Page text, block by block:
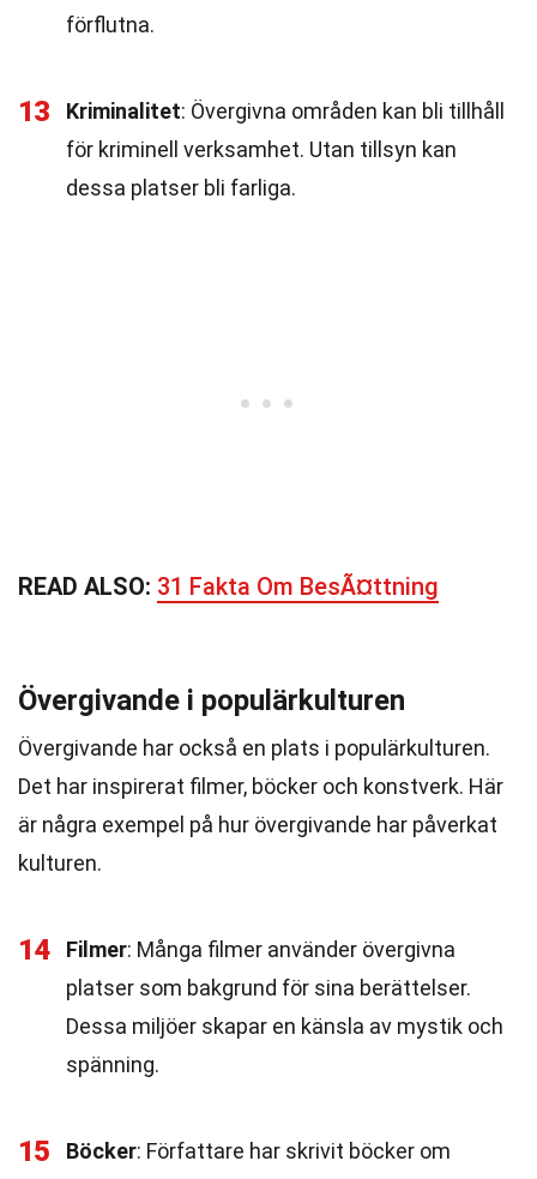
förflutna.
13 Kriminalitet: Övergivna områden kan bli tillhåll
för kriminell verksamhet. Utan tillsyn kan
dessa platser bli farliga.
READ ALSO: 31 Fakta Om BesÃ¤ttning
Övergivande i populärkulturen
Övergivande har också en plats i populärkulturen.
Det har inspirerat filmer, böcker och konstverk. Här
är några exempel på hur övergivande har påverkat
kulturen.
14 Filmer: Många filmer använder övergivna
platser som bakgrund för sina berättelser.
Dessa miljöer skapar en känsla av mystik och
spänning.
15 Böcker: Författare har skrivit böcker om